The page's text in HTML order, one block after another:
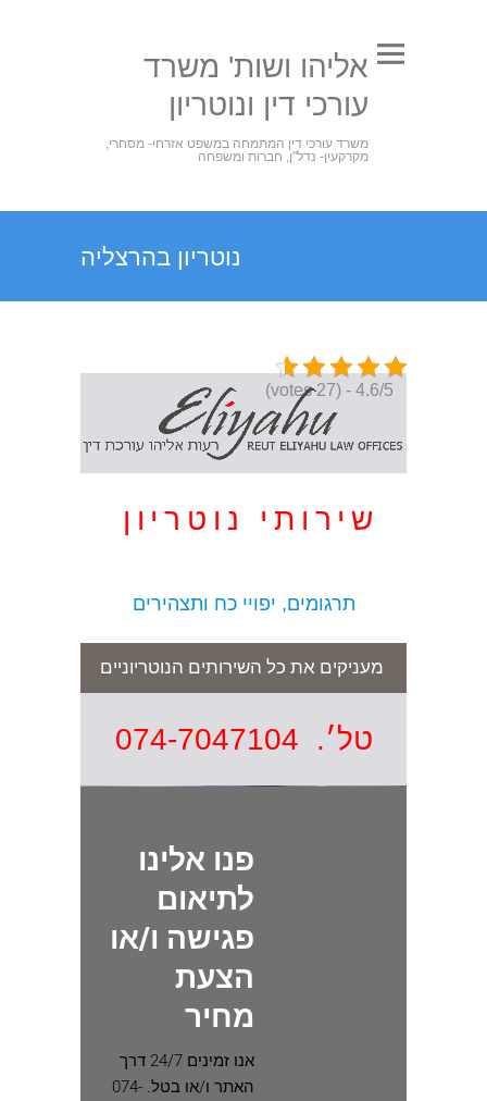
אליהו ושות' משרד
עורכי דין ונוטריון
משרד עורכי דין המתמחה במשפט אזרחי- מסחרי,
מקרקעין- נדל"ן, חברות ומשפחה
נוטריון בהרצליה
4.6/5 - (27 votes)
שירותי נוטריון
תרגומים, יפויי כח ותצהירים
מעניקים את כל השירותים הנוטריוניים
טל׳. 074-7047104
פנו אלינו
לתיאום
פגישה ו/או
הצעת
מחיר
אנו זמינים 24/7 דרך
האתר ו/או בטל. 074-